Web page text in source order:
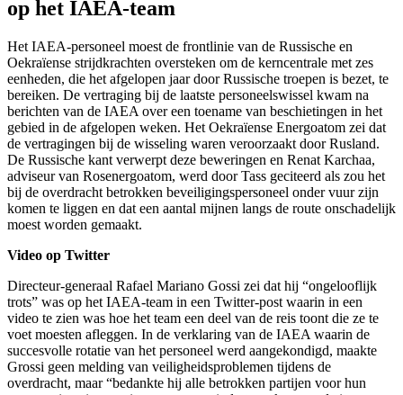
op het IAEA-team
Het IAEA-personeel moest de frontlinie van de Russische en
Oekraïense strijdkrachten oversteken om de kerncentrale met zes
eenheden, die het afgelopen jaar door Russische troepen is bezet, te
bereiken. De vertraging bij de laatste personeelswissel kwam na
berichten van de IAEA over een toename van beschietingen in het
gebied in de afgelopen weken. Het Oekraïense Energoatom zei dat
de vertragingen bij de wisseling waren veroorzaakt door Rusland.
De Russische kant verwerpt deze beweringen en Renat Karchaa,
adviseur van Rosenergoatom, werd door Tass geciteerd als zou het
bij de overdracht betrokken beveiligingspersoneel onder vuur zijn
komen te liggen en dat een aantal mijnen langs de route onschadelijk
moest worden gemaakt.
Video op Twitter
Directeur-generaal Rafael Mariano Gossi zei dat hij “ongelooflijk
trots” was op het IAEA-team in een Twitter-post waarin in een
video te zien was hoe het team een deel van de reis toont die ze te
voet moesten afleggen. In de verklaring van de IAEA waarin de
succesvolle rotatie van het personeel werd aangekondigd, maakte
Grossi geen melding van veiligheidsproblemen tijdens de
overdracht, maar “bedankte hij alle betrokken partijen voor hun